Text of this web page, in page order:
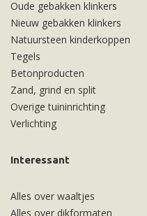
Oude gebakken klinkers
Nieuw gebakken klinkers
Natuursteen kinderkoppen
Tegels
Betonproducten
Zand, grind en split
Overige tuininrichting
Verlichting
Interessant
Alles over waaltjes
Alles over dikformaten